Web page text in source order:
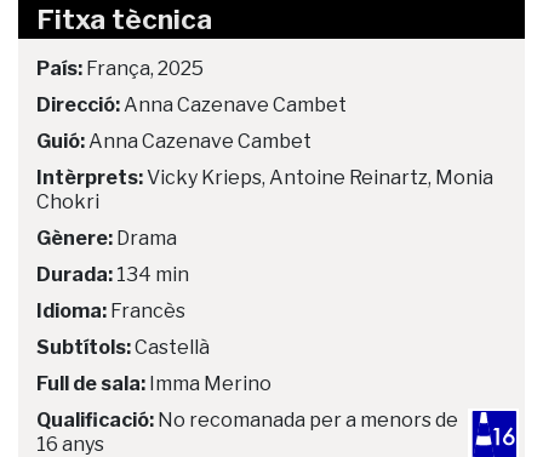
Fitxa tècnica
País: França, 2025
Direcció: Anna Cazenave Cambet
Guió: Anna Cazenave Cambet
Intèrprets:Vicky Krieps, Antoine Reinartz, Monia
Chokri
Gènere: Drama
Durada: 134 min
Idioma: Francès
Subtítols:Castellà
Full de sala: Imma Merino
Qualificació: No recomanada per a menors de
16 anys